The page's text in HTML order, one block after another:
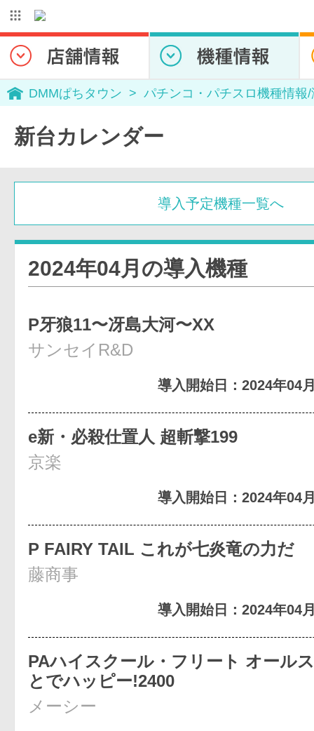
DMMぱちタウン パチンコ・パチスロ機種情報
新台カレンダー
導入予定機種一覧へ
2024年04月の導入機種
P牙狼11〜冴島大河〜XX
サンセイR&D
導入開始日：2024年04
e新・必殺仕置人 超斬撃199
京楽
導入開始日：2024年04
P FAIRY TAIL これが七炎竜の力だ
藤商事
導入開始日：2024年04
PAハイスクール・フリート オール
とでハッピー!2400
メーシー